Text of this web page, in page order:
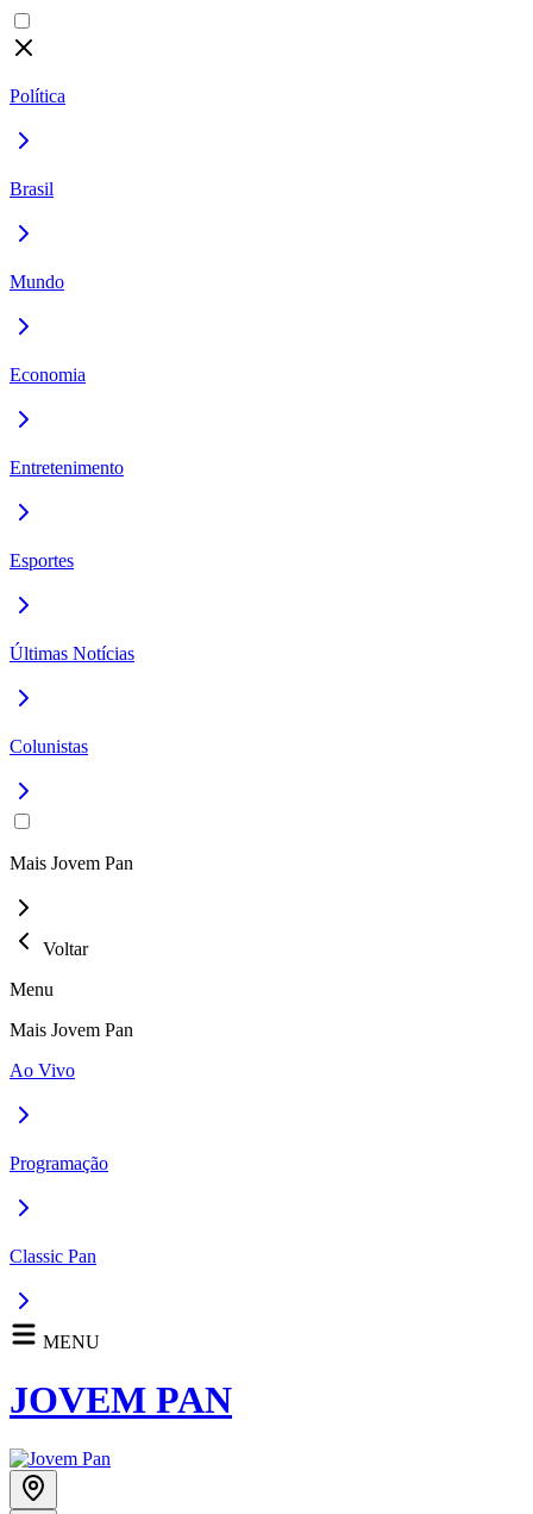
Política
Brasil
Mundo
Economia
Entretenimento
Esportes
Últimas Notícias
Colunistas
Mais Jovem Pan
Voltar
Menu
Mais Jovem Pan
Ao Vivo
Programação
Classic Pan
MENU
JOVEM PAN